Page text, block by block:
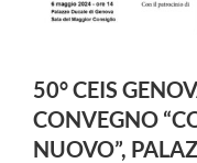
50° CEIS
CONVEGNO
NUOVO”,